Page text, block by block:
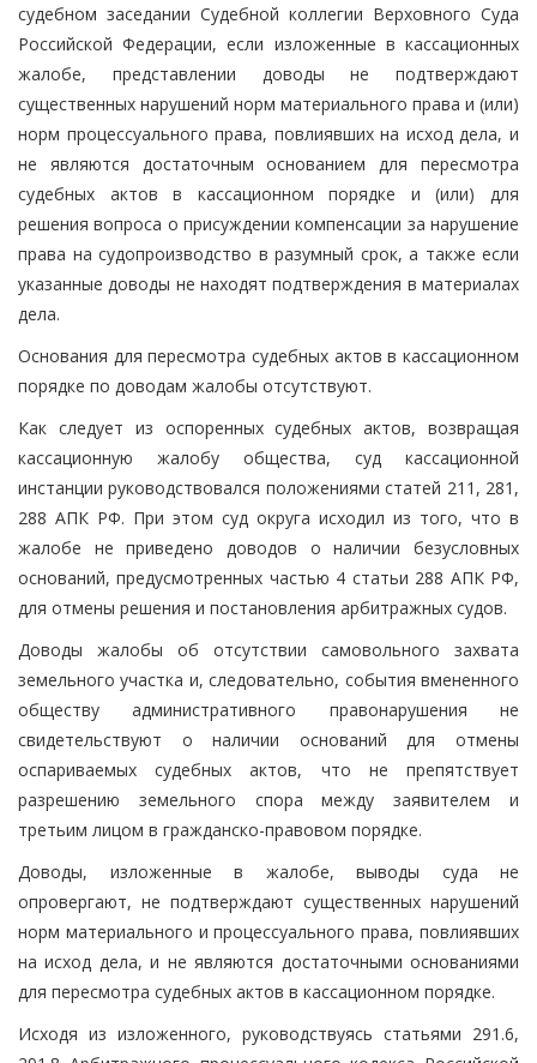
судебном заседании Судебной коллегии Верховного Суда
Российской Федерации, если изложенные в кассационных
жалобе, представлении доводы не подтверждают
существенных нарушений норм материального права и (или)
норм процессуального права, повлиявших на исход дела, и
не являются достаточным основанием для пересмотра
судебных актов в кассационном порядке и (или) для
решения вопроса о присуждении компенсации за нарушение
права на судопроизводство в разумный срок, а также если
указанные доводы не находят подтверждения в материалах
дела.
Основания для пересмотра судебных актов в кассационном
порядке по доводам жалобы отсутствуют.
Как следует из оспоренных судебных актов, возвращая
кассационную жалобу общества, суд кассационной
инстанции руководствовался положениями статей 211, 281,
288 АПК РФ. При этом суд округа исходил из того, что в
жалобе не приведено доводов о наличии безусловных
оснований, предусмотренных частью 4 статьи 288 АПК РФ,
для отмены решения и постановления арбитражных судов.
Доводы жалобы об отсутствии самовольного захвата
земельного участка и, следовательно, события вмененного
обществу административного правонарушения не
свидетельствуют о наличии оснований для отмены
оспариваемых судебных актов, что не препятствует
разрешению земельного спора между заявителем и
третьим лицом в гражданско-правовом порядке.
Доводы, изложенные в жалобе, выводы суда не
опровергают, не подтверждают существенных нарушений
норм материального и процессуального права, повлиявших
на исход дела, и не являются достаточными основаниями
для пересмотра судебных актов в кассационном порядке.
Исходя из изложенного, руководствуясь статьями 291.6,